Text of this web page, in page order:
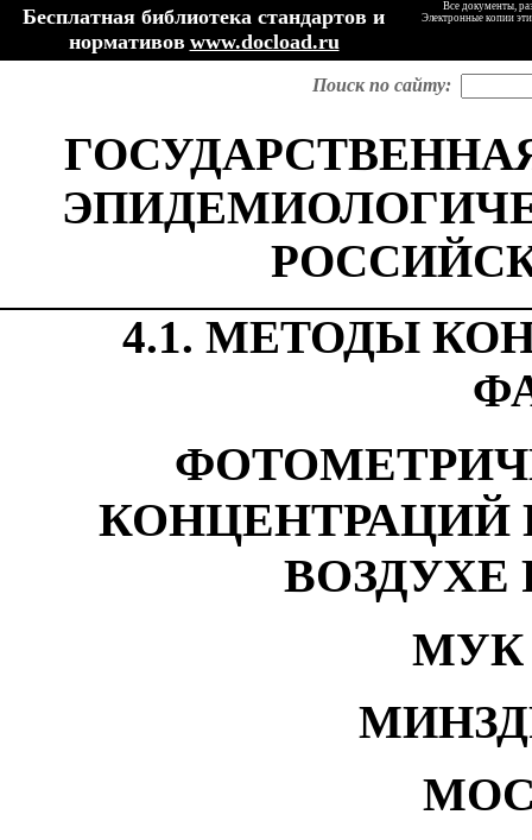
Бесплатная библиотека стандартов и
нормативов www.docload.ru
Все документы,
Электронные копии
Поиск по сайту:
4.1. МЕТОДЫ
КОНЦЕНТРАЦИЙ
ВОЗДУХЕ
МУК